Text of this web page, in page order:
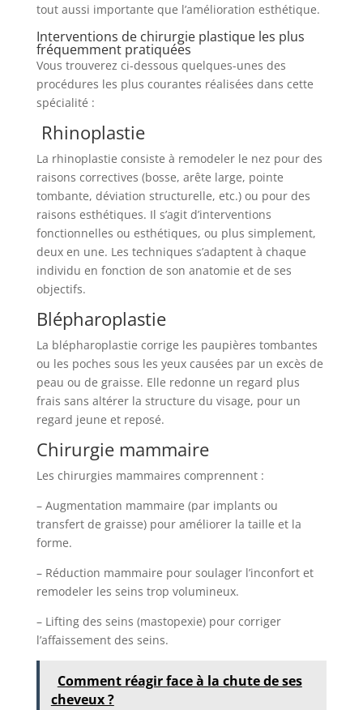
tout aussi importante que l’amélioration esthétique.
Interventions de chirurgie plastique les plus
fréquemment pratiquées
Vous trouverez ci-dessous quelques-unes des
procédures les plus courantes réalisées dans cette
spécialité :
Rhinoplastie
La rhinoplastie consiste à remodeler le nez pour des
raisons correctives (bosse, arête large, pointe
tombante, déviation structurelle, etc.) ou pour des
raisons esthétiques. Il s’agit d’interventions
fonctionnelles ou esthétiques, ou plus simplement,
deux en une. Les techniques s’adaptent à chaque
individu en fonction de son anatomie et de ses
objectifs.
Blépharoplastie
La blépharoplastie corrige les paupières tombantes
ou les poches sous les yeux causées par un excès de
peau ou de graisse. Elle redonne un regard plus
frais sans altérer la structure du visage, pour un
regard jeune et reposé.
Chirurgie mammaire
Les chirurgies mammaires comprennent :
– Augmentation mammaire (par implants ou
transfert de graisse) pour améliorer la taille et la
forme.
– Réduction mammaire pour soulager l’inconfort et
remodeler les seins trop volumineux.
– Lifting des seins (mastopexie) pour corriger
l’affaissement des seins.
Comment réagir face à la chute de ses
cheveux ?